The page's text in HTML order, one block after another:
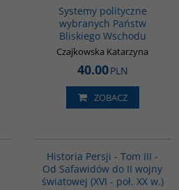
Systemy polityczne
wybranych Państw
Bliskiego Wschodu
Czajkowska Katarzyna
40.00PLN
ZOBACZ
Historia Persji - Tom III -
Od Safawidów do II wojny
światowej (XVI - poł. XX w.)